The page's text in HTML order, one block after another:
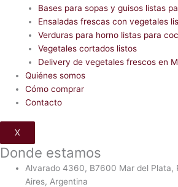
Bases para sopas y guisos listas
Ensaladas frescas con vegetales
Verduras para horno listas para
Vegetales cortados listos
Delivery de vegetales frescos en
Quiénes somos
Cómo comprar
Contacto
X
Donde estamos
Alvarado 4360, B7600 Mar del Plata,
Aires, Argentina